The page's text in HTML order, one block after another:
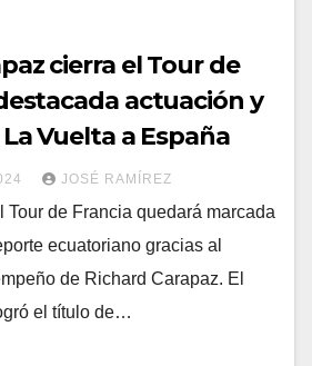
cierra el Tour de
actuación y
Vuelta a España
JOSÉ RAMÍREZ
Tour de Francia quedará marcada
ecuatoriano gracias al
de Richard Carapaz. El
el título de…